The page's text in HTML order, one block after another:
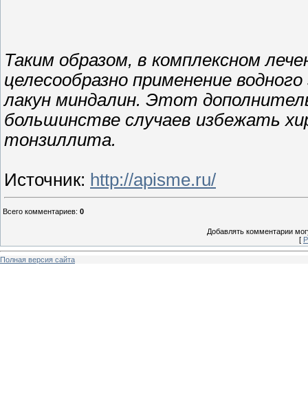
Таким образом, в комплексном
целесообразно применение
лакун миндалин. Этот
большинстве случаев избежать
тонзиллита.
Источник: http://apisme.ru/
Всего комментариев: 0
Добавлять комментарии
[
Полная версия сайта